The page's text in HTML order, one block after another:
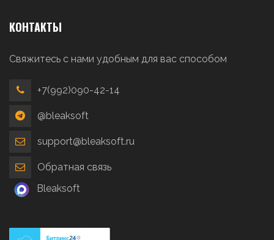
КОНТАКТЫ
Свяжитесь с нами удобным для вас способом
+7(992)090-42-14
@bleaksoft
support@bleaksoft.ru
Обратная связь
Bleaksoft